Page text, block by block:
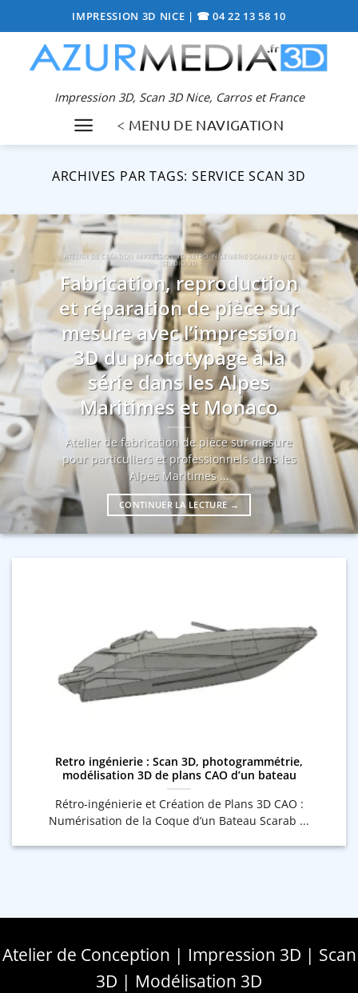
au
contenu
IMPRESSION 3D NICE | ☎ 04 22 13 58 10
Impression 3D, Scan 3D Nice, Carros et France
< MENU DE NAVIGATION
ARCHIVES PAR TAGS:SERVICE SCAN 3D
ATELIER DE CRÉATION IMPRESSION 3D RÉTRO-INGÉNIERIE SCAN 3D NICE
STUDIO 3D
Fabrication, reproduction
et réparation de pièce sur
mesure avec l’impression
3D du prototypage à la
série dans les Alpes
Maritimes et Monaco
Atelier de fabrication de pièce sur mesure
pour particuliers et professionnels dans les
Alpes Maritimes ...
CONTINUER LA LECTURE →
Retro ingénierie : Scan 3D, photogrammétrie,
modélisation 3D de plans CAO d’un bateau
Rétro-ingénierie et Création de Plans 3D CAO :
Numérisation de la Coque d’un Bateau Scarab ...
Atelier de Conception | Impression 3D | Scan
3D | Modélisation 3D